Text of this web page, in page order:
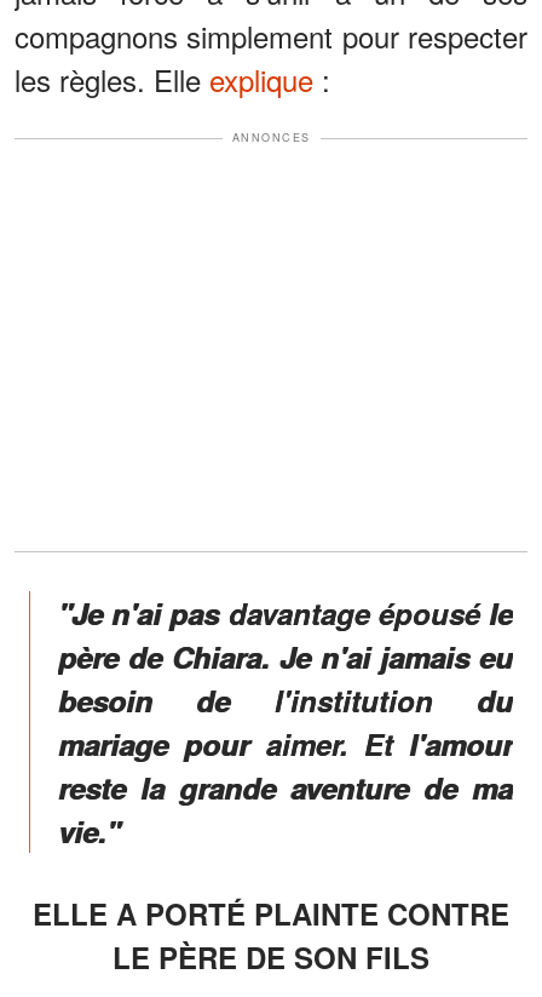
compagnons simplement pour respecter
les règles. Elle explique :
ANNONCES
"Je n'ai pas davantage épousé le
père de Chiara. Je n'ai jamais eu
besoin de l'institution du
mariage pour aimer. Et l'amour
reste la grande aventure de ma
vie."
ELLE A PORTÉ PLAINTE CONTRE
LE PÈRE DE SON FILS